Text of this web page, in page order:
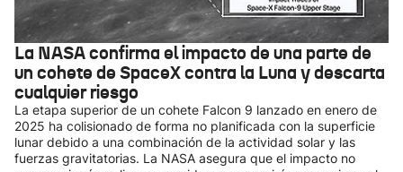
La NASA confirma el impacto de una parte de
un cohete de SpaceX contra la Luna y descarta
cualquier riesgo
La etapa superior de un cohete Falcon 9 lanzado en enero de
2025 ha colisionado de forma no planificada con la superficie
lunar debido a una combinación de la actividad solar y las
fuerzas gravitatorias. La NASA asegura que el impacto no